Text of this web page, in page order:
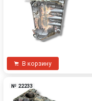
В корзину
№ 22233